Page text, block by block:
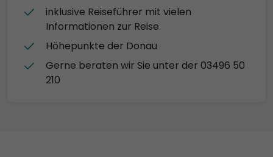
inklusive Reiseführer mit vielen
Informationen zur Reise
Höhepunkte der Donau
Gerne beraten wir Sie unter der 03496 50
210